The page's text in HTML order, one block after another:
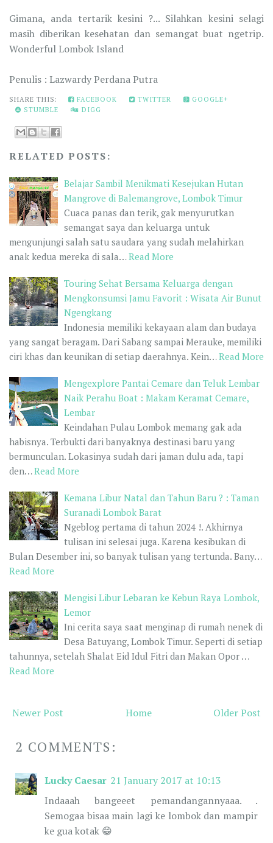
Gimana, anda tertarik kesini ?... Silahkan kesini selagi
masih diberikan kesehatan dan semangat buat ngetrip.
Wonderful Lombok Island
Penulis : Lazwardy Perdana Putra
SHARE THIS: FACEBOOK TWITTER
GOOGLE+
STUMBLE
DIGG
RELATED POSTS:
Belajar Sambil Menikmati Kesejukan Hutan
Mangrove di Balemangrove, Lombok Timur
Cuaca panas dan terik, gak menyurutkan
semangat saya dan keluarga untuk
mengunjungi salah satu saudara yang sudah melahirkan
anak kedua mereka di sala… Read More
Touring Sehat Bersama Keluarga dengan
Mengkonsumsi Jamu Favorit : Wisata Air Bunut
Ngengkang
Indonesia memiliki kekayaan alam dan budaya
yang sangat beragam. Dari Sabang sampai Merauke, memiliki
ciri khas dan keunikan di setiap daerahnya. Kein… Read More
Mengexplore Pantai Cemare dan Teluk Lembar
Naik Perahu Boat : Makam Keramat Cemare,
Lembar
Keindahan Pulau Lombok memang gak ada
habisnya. Terbukti dari banyaknya destinasi baru yang
bermunculan. Lokasinya sudah dari jaman dulu ada, tapi
den… Read More
Kemana Libur Natal dan Tahun Baru ? : Taman
Suranadi Lombok Barat
Ngeblog pertama di tahun 2024 !. Akhirnya
tulisan ini selesai juga. Karena kesibukan di
Bulan Desember ini, so banyak tulisan yang tertunda. Bany…
Read More
Mengisi Libur Lebaran ke Kebun Raya Lombok,
Lemor
Ini cerita saya saat menginap di rumah nenek di
Desa Batuyang, Lombok Timur. Seperti di setiap
tahunnya, setelah Shalat Eid Idul Fitri dan Makan Opor …
Read More
Newer Post Older Post
Home
2 COMMENTS:
Lucky Caesar 21 January 2017 at 10:13
Indaaah bangeeet pemandangannyaaa. .
Semogaa bisaa main lagi ke lombok dan mampir
ke gua kotak 😁